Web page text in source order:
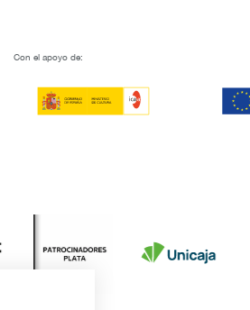
Con el apoyo de: